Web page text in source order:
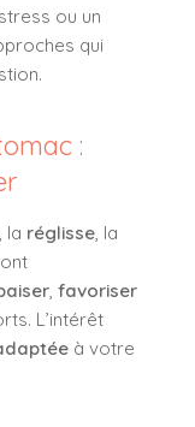
ou un
qui
:
, la réglisse , la
favoriser
L’intérêt
à votre